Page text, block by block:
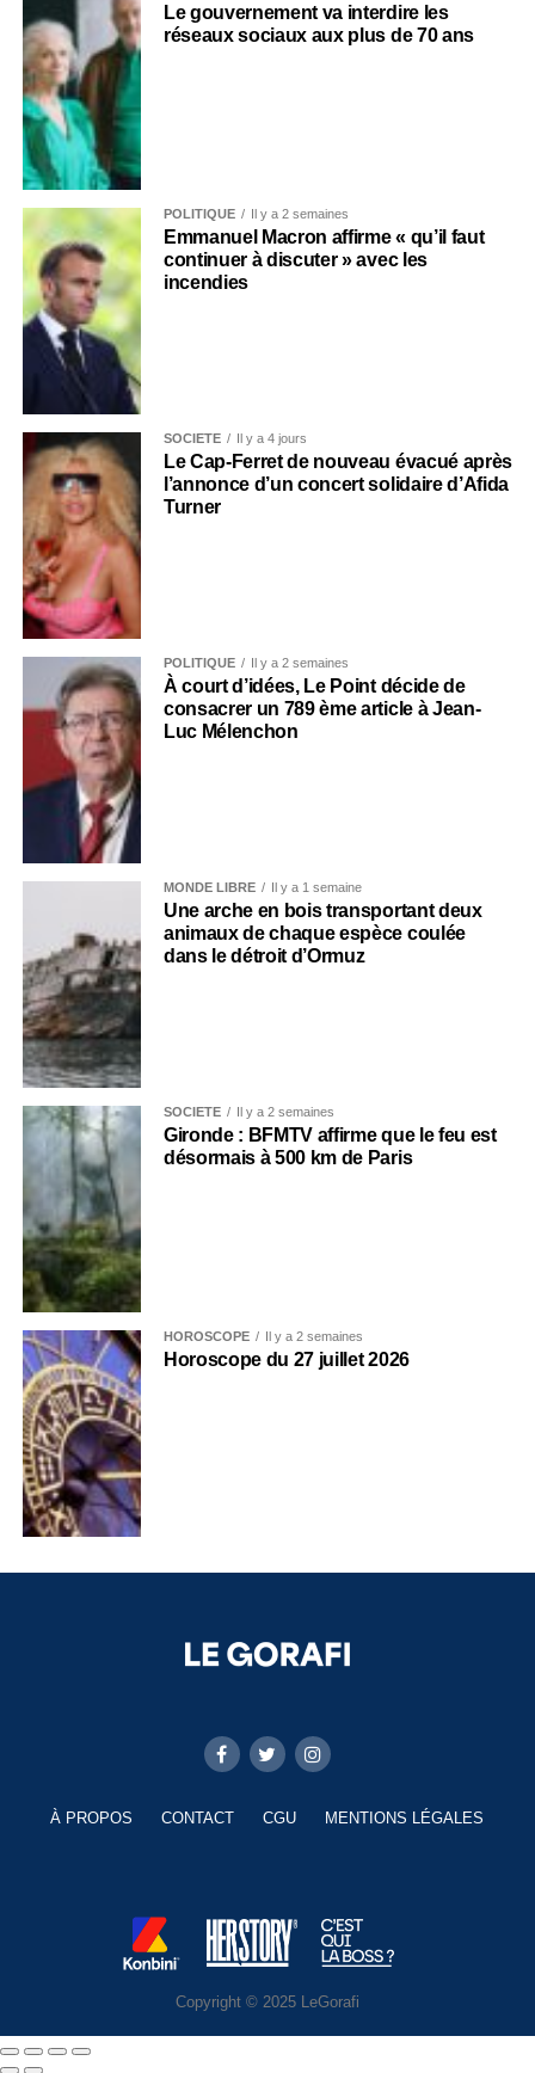
Le gouvernement va interdire les
réseaux sociaux aux plus de 70 ans
POLITIQUE Il y a 2 semaines
Emmanuel Macron affirme « qu’il faut
continuer à discuter » avec les
incendies
SOCIÉTÉ Il y a 4 jours
Le Cap-Ferret de nouveau évacué après
l’annonce d’un concert solidaire d’Afida
Turner
POLITIQUE Il y a 2 semaines
À court d’idées, Le Point décide de
consacrer un 789 ème article à Jean-
Luc Mélenchon
MONDE LIBRE Il y a 1 semaine
Une arche en bois transportant deux
animaux de chaque espèce coulée
dans le détroit d’Ormuz
SOCIÉTÉ Il y a 2 semaines
Gironde : BFMTV affirme que le feu est
désormais à 500 km de Paris
HOROSCOPE Il y a 2 semaines
Horoscope du 27 juillet 2026
À PROPOS CONTACT CGU MENTIONS LÉGALES
Copyright © 2025 LeGorafi